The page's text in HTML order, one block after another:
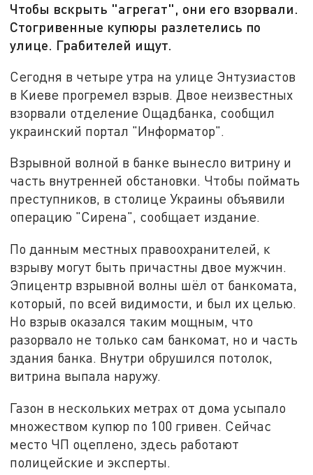
Чтобы вскрыть "агрегат", они его взорвали.
Стогривенные купюры разлетелись по
улице. Грабителей ищут.
Сегодня в четыре утра на улице Энтузиастов
в Киеве прогремел взрыв. Двое неизвестных
взорвали отделение Ощадбанка, сообщил
украинский портал "Информатор".
Взрывной волной в банке вынесло витрину и
часть внутренней обстановки. Чтобы поймать
преступников, в столице Украины объявили
операцию "Сирена", сообщает издание.
По данным местных правоохранителей, к
взрыву могут быть причастны двое мужчин.
Эпицентр взрывной волны шёл от банкомата,
который, по всей видимости, и был их целью.
Но взрыв оказался таким мощным, что
разорвало не только сам банкомат, но и часть
здания банка. Внутри обрушился потолок,
витрина выпала наружу.
Газон в нескольких метрах от дома усыпало
множеством купюр по 100 гривен. Сейчас
место ЧП оцеплено, здесь работают
полицейские и эксперты.